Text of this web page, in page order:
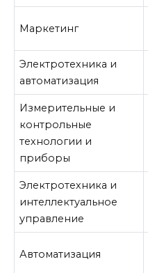
Маркетинг
Электротехника и
автоматизация
Измерительные и
контрольные
технологии и
приборы
Электротехника и
интеллектуальное
управление
Автоматизация